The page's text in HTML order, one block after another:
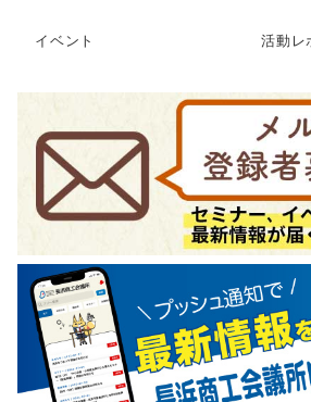
イベント 活動レ